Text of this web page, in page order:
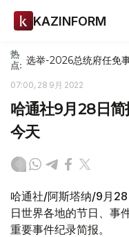
KAZINFORM
热
点: 选举-2026总统府任免
07:00, 28 9月 2022
哈通社9月28日
今天
哈通社/阿斯塔纳/9月
日世界各地的节日、事
重要事件纪录简报。